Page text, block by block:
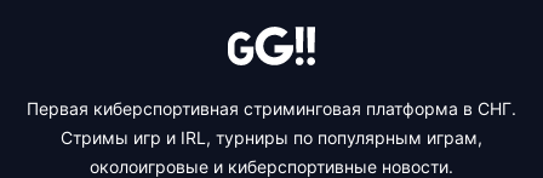
Первая киберспортивная стриминговая платформа в СНГ.
Стримы игр и IRL, турниры по популярным играм,
околоигровые и киберспортивные новости.